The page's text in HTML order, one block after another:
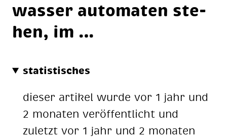
was­ser au­to­ma­ten ste­
hen, im …
statistisches
dieser artikel wurde vor 1 jahr und
2 monaten veröffentlicht und
zuletzt vor 1 jahr und 2 monaten